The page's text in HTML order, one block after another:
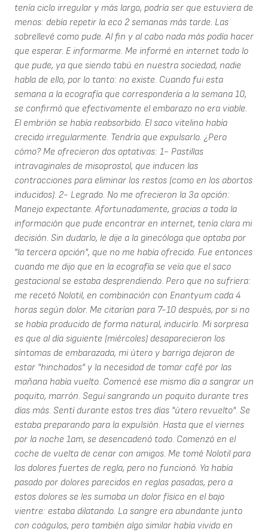
tenía ciclo irregular y más largo, podría ser que estuviera de
menos: debía repetir la eco 2 semanas más tarde. Las
sobrellevé como pude. Al fin y al cabo nada más podía hacer
que esperar. E informarme. Me informé en internet todo lo
que pude, ya que siendo tabú en nuestra sociedad, nadie
habla de ello, por lo tanto: no existe. Cuando fui esta
semana a la ecografía que correspondería a la semana 10,
se confirmó que efectivamente el embarazo no era viable.
El embrión se había reabsorbido. El saco vitelino había
crecido irregularmente. Tendría que expulsarlo. ¿Pero
cómo? Me ofrecieron dos optativas: 1- Pastillas
intravaginales de misoprostol, que inducen las
contracciones para eliminar los restos (como en los abortos
inducidos). 2- Legrado. No me ofrecieron la 3a opción:
Manejo expectante. Afortunadamente, gracias a toda la
información que pude encontrar en internet, tenía clara mi
decisión. Sin dudarlo, le dije a la ginecóloga que optaba por
"la tercera opción", que no me había ofrecido. Fue entonces
cuando me dijo que en la ecografía se veía que el saco
gestacional se estaba desprendiendo. Pero que no sufriera:
me recetó Nolotil, en combinación con Enantyum cada 4
horas según dolor. Me citarían para 7-10 después, por si no
se había producido de forma natural, inducirlo. Mi sorpresa
es que al día siguiente (miércoles) desaparecieron los
síntomas de embarazada, mi útero y barriga dejaron de
estar "hinchados" y la necesidad de tomar café por las
mañana había vuelto. Comencé ese mismo día a sangrar un
poquito, marrón. Seguí sangrando un poquito durante tres
días más. Sentí durante estos tres días "útero revuelto". Se
estaba preparando para la expulsión. Hasta que el viernes
por la noche 1am, se desencadenó todo. Comenzó en el
coche de vuelta de cenar con amigos. Me tomé Nolotil para
los dolores fuertes de regla, pero no funcionó. Ya había
pasado por dolores parecidos en reglas pasadas, pero a
estos dolores se les sumaba un dolor físico en el bajo
vientre: estaba dilatando. La sangre era abundante junto
con coágulos, pero también algo similar había vivido en